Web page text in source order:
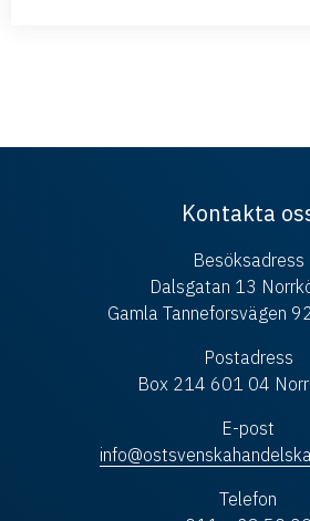
Kontakta
Besöksadress
Dalsgatan 13
Gamla Tanneforsvägen
Postadress
Box 214 601 04
E-post
Telefon